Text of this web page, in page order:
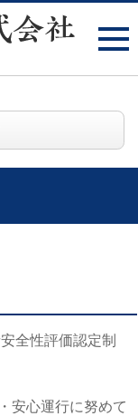
全性評価認定制
心運行に努めて